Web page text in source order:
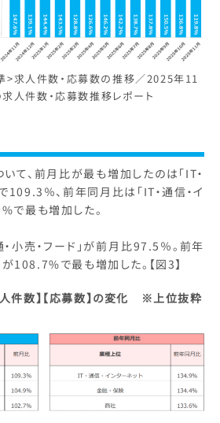
>求人件数・応募数の推移／2025年11
人件数・応募数推移レポート
て、前月比が最も増加したのは「IT・
109.3％、前年同月比は「IT・通信・イ
で最も増加した。
・小売・フード」が前月比97.5％。前年
108.7%で最も増加した。【図3】
件数】【応募数】の変化 ※上位抜粋